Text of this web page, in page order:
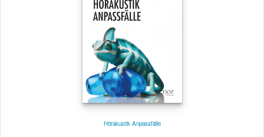
Hörakustik Anpassfälle